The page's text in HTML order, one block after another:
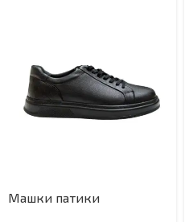
Машки патики